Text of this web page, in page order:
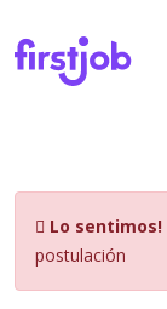
Lo sentimos!
postulación